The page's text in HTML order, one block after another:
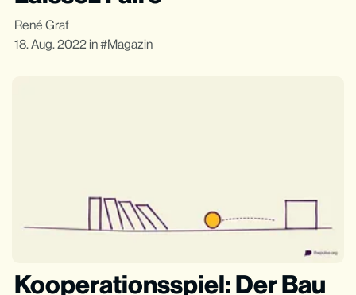
René Graf
18. Aug. 2022 in Magazin
Kooperationsspiel: Der Bau